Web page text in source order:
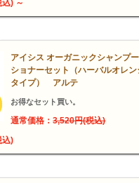
込) ～
アイシス オーガニックシャンプ
ショナーセット（ハーバルオレ
タイプ） アルテ
お得なセット買い。
通常価格：3,520円(税込)
込)